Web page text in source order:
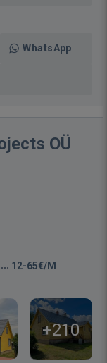
WhatsApp
OÜ
12-65€/M
+210